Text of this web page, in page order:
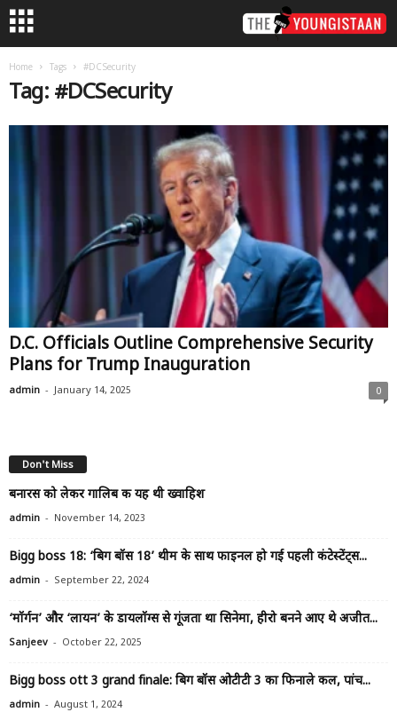
Home Tags #DCSecurity
Tag: #DCSecurity
D.C. Officials Outline Comprehensive Security
Plans for Trump Inauguration
admin - January 14, 2025 0
Don't Miss
बनारस को लेकर गालिब की यह थी ख्वाहिश
admin - November 14, 2023
Bigg boss 18: ‘बिग बॉस 18’ थीम के साथ फाइनल हो गई पहली कंटेस्टेंट्स...
admin - September 22, 2024
‘मॉर्गन’ और ‘लायन’ के डायलॉग्स से गूंजता था सिनेमा, हीरो बनने आए थे अजीत...
Sanjeev - October 22, 2025
Bigg boss ott 3 grand finale: बिग बॉस ओटीटी 3 का फिनाले कल, पांच...
admin - August 1, 2024